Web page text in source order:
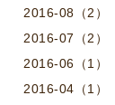
2016-08（2）
2016-07（2）
2016-06（1）
2016-04（1）